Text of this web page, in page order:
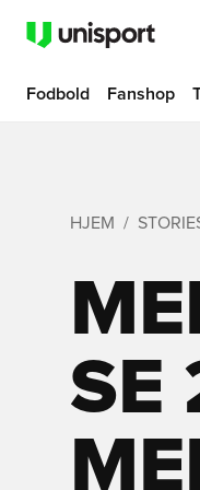
Fodbold Fanshop
HJEM
SE